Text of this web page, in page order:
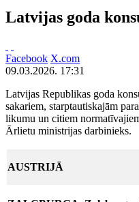
Latvijas goda
Facebook X.com
09.03.2026. 17:31
Latvijas Republikas goda
sakariem, starptautiskajām
likumu un citiem
Ārlietu ministrijas darbinieks.
AUSTRIJĀ